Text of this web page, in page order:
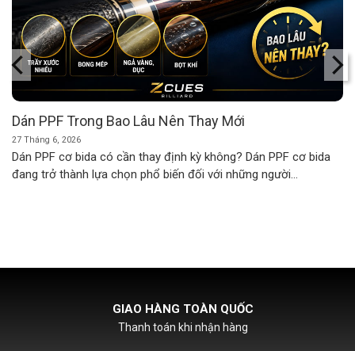
Dán PPF Trong Bao Lâu Nên Thay Mới
27 Tháng 6, 2026
Dán PPF cơ bida có cần thay định kỳ không? Dán PPF cơ bida
đang trở thành lựa chọn phổ biến đối với những người...
HỖ TRỢ PHÍ SHIPCOD